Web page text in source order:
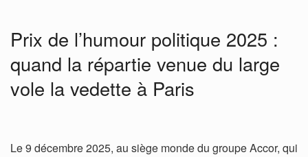
Prix de l’humour politique 2025 :
quand la répartie venue du large
vole la vedette à Paris
Le 9 décembre 2025, au siège monde du groupe Accor, qui